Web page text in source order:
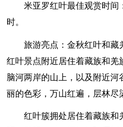
米亚罗红叶最佳观赏时间
时。
旅游亮点：金秋红叶和藏
红叶景点附近居住着藏族和羌
脑河两岸的山上，以及附近
丽的色彩，万山红遍，层林尽
红叶簇拥处居住着藏族和